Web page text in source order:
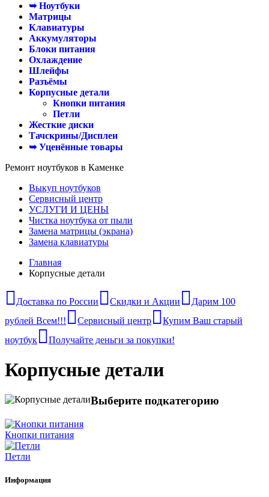
➥ Ноутбуки
Матрицы
Клавиатуры
Аккумуляторы
Блоки питания
Охлаждение
Шлейфы
Разъёмы
Корпусные детали
Кнопки питания
Петли
Жесткие диски
Тачскрины/Дисплеи
➥ Уценённые товары
Ремонт ноутбуков в Каменке
Выкуп ноутбуков
Сервисный центр
УСЛУГИ И ЦЕНЫ
Чистка ноутбука от пыли
Замена матрицы (экрана)
Замена клавиатуры
Главная
Корпусные детали
Доставка по России Скидки и Акции
Дарим 100
рублей Всем!!!
Сервисный центр
Купим Ваш старый
ноутбук
Получайте деньги за покупки!
Корпусные детали
Выберите подкатегорию
Кнопки питания
Петли
Информация